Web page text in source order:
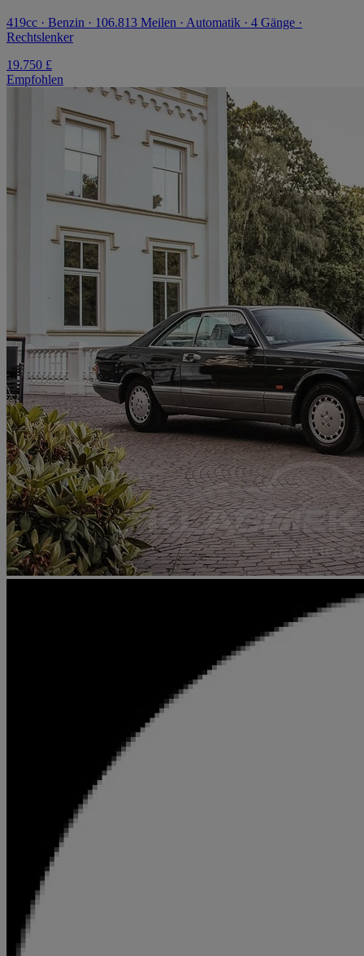
419cc · Benzin · 106.813 Meilen · Automatik · 4 Gänge ·
Rechtslenker
19.750 £
Empfohlen